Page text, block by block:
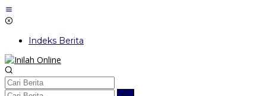
Lewati
ke
Indeks Berita